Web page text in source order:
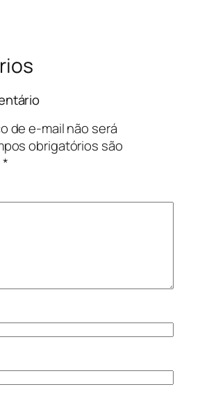
de e-mail não será
obrigatórios são
*